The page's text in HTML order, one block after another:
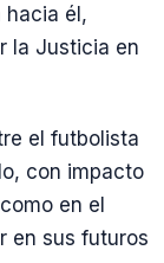
hacia él,
la Justicia en
el futbolista
con impacto
en el
en sus futuros